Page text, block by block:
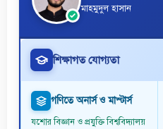
মাহমুদুল হাসান
শিক্ষাগত যোগ্যতা
গণিতে অনার্স ও মাস্টার্স
যশোর বিজ্ঞান ও প্রযুক্তি বিশ্ববিদ্যালয়